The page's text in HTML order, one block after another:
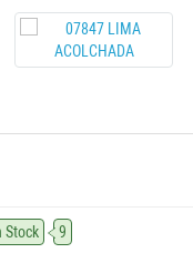
Stock 9